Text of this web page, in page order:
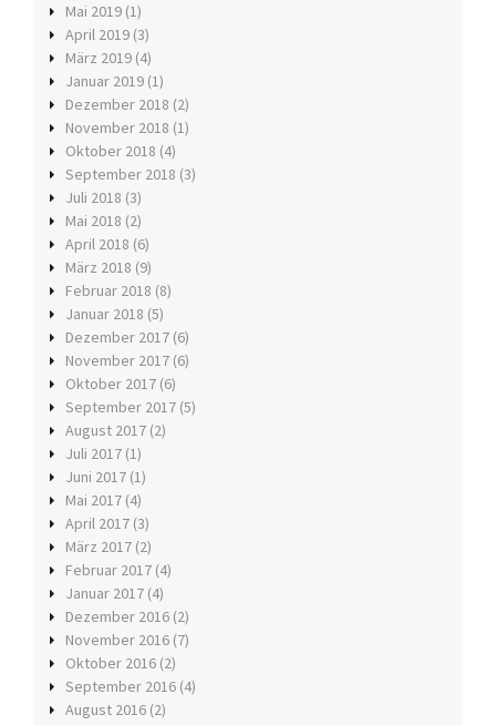
Mai 2019 (1)
April 2019 (3)
März 2019 (4)
Januar 2019 (1)
Dezember 2018 (2)
November 2018 (1)
Oktober 2018 (4)
September 2018 (3)
Juli 2018 (3)
Mai 2018 (2)
April 2018 (6)
März 2018 (9)
Februar 2018 (8)
Januar 2018 (5)
Dezember 2017 (6)
November 2017 (6)
Oktober 2017 (6)
September 2017 (5)
August 2017 (2)
Juli 2017 (1)
Juni 2017 (1)
Mai 2017 (4)
April 2017 (3)
März 2017 (2)
Februar 2017 (4)
Januar 2017 (4)
Dezember 2016 (2)
November 2016 (7)
Oktober 2016 (2)
September 2016 (4)
August 2016 (2)